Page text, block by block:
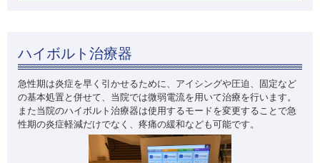
ハイボルト治療器
急性期は炎症を早く引かせるために、アイシングや圧迫、固定など
の基本処置と併せて、当院では微弱電流を用いて治療を行います。
また当院のハイボルト治療器は使用するモードを変更することで急
性期の炎症軽減だけでなく、疼痛の緩和なども可能です。